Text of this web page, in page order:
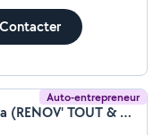
Contacter
Auto-entrepreneur
Carlos Alexandre Teixeira (RENOV' TOUT & TECHNIC CLIM)